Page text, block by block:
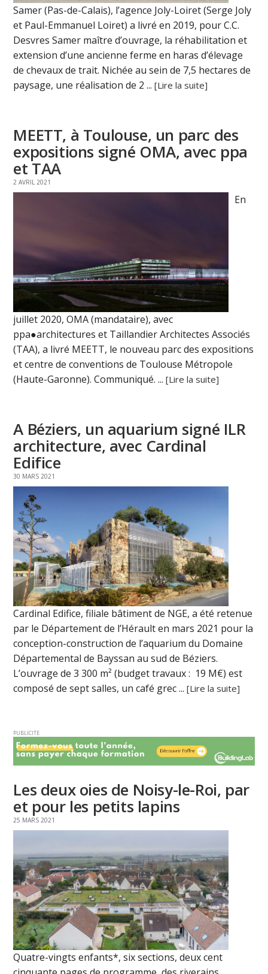
Samer (Pas-de-Calais), l’agence Joly-Loiret (Serge Joly
et Paul-Emmanuel Loiret) a livré en 2019, pour C.C.
Desvres Samer maître d’ouvrage, la réhabilitation et
extension d’une ancienne ferme en haras d’élevage
de chevaux de trait. Nichée au sein de 7,5 hectares de
paysage, une réalisation de 2 ...[Lire la suite]
MEETT, à Toulouse, un parc des
expositions signé OMA, avec ppa
et TAA
2 AVRIL 2021
En
juillet 2020, OMA (mandataire), avec
ppa●architectures et Taillandier Architectes Associés
(TAA), a livré MEETT, le nouveau parc des expositions
et centre de conventions de Toulouse Métropole
(Haute-Garonne). Communiqué. ...[Lire la suite]
A Béziers, un aquarium signé ILR
architecture, avec Cardinal
Edifice
30 MARS 2021
Cardinal Edifice, filiale bâtiment de NGE, a été retenue
par le Département de l’Hérault en mars 2021 pour la
conception-construction de l’aquarium du Domaine
Départemental de Bayssan au sud de Béziers.
L’ouvrage de 3 300 m² (budget travaux : 19 M€) est
composé de sept salles, un café grec ...[Lire la suite]
PUBLICITE
Les deux oies de Noisy-le-Roi, par
et pour les petits lapins
25 MARS 2021
Quatre-vingts enfants*, six sections, deux cent